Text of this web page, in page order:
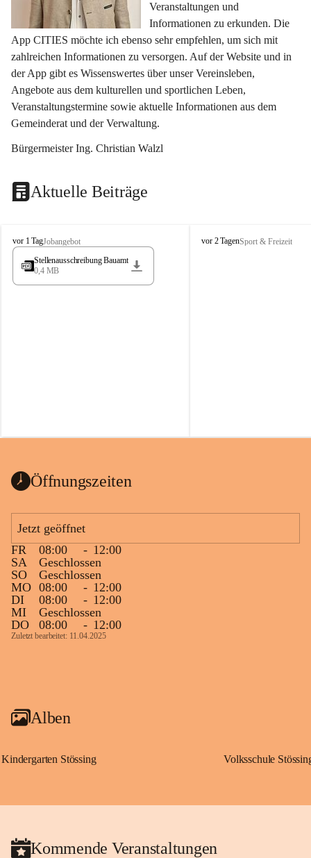
Veranstaltungen und
Informationen zu erkunden. Die
App CITIES möchte ich ebenso sehr empfehlen, um sich mit
zahlreichen Informationen zu versorgen. Auf der Website und in
der App gibt es Wissenswertes über unser Vereinsleben,
Angebote aus dem kulturellen und sportlichen Leben,
Veranstaltungstermine sowie aktuelle Informationen aus dem
Gemeinderat und der Verwaltung.
Bürgermeister Ing. Christian Walzl
Aktuelle Beiträge
S
t
s
vor 1 TagJobangebot
Stellenausschreibung Bauamt
0,4 MB
S
vor 2 TagenSport & Freizeit
Öffnungszeiten
Jetzt geöffnet
FR
08:00 - 12:00
SA
Geschlossen
SO
Geschlossen
MO 08:00 - 12:00
DI
08:00 - 12:00
MI
Geschlossen
DO
08:00 - 12:00
Zuletzt bearbeitet: 11.04.2025
Alben
Kindergarten Stössing Volksschule
Kommende Veranstaltungen